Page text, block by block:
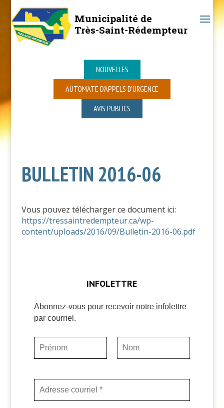
Municipalité de
Très-Saint-Rédempteur
NOUVELLES
AUTOMATE D’APPELS D’URGENCE
AVIS PUBLICS
BULLETIN 2016-06
Vous pouvez télécharger ce document ici:
https://tressaintredempteur.ca/wp-
content/uploads/2016/09/Bulletin-2016-06.pdf
INFOLETTRE
Abonnez-vous pour recevoir notre infolettre
par courriel.